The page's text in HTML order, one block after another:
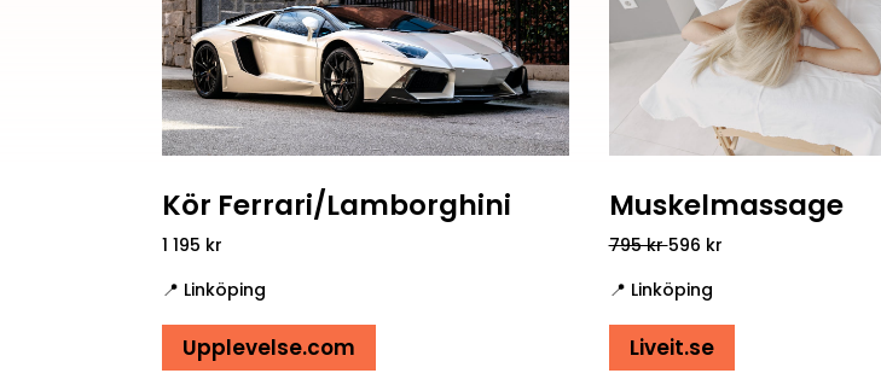
Kör Ferrari/Lamborghini
1 195 kr
📍 Linköping
Upplevelse.com
Muskelmassage
795 kr596 kr
📍 Linköping
Liveit.se